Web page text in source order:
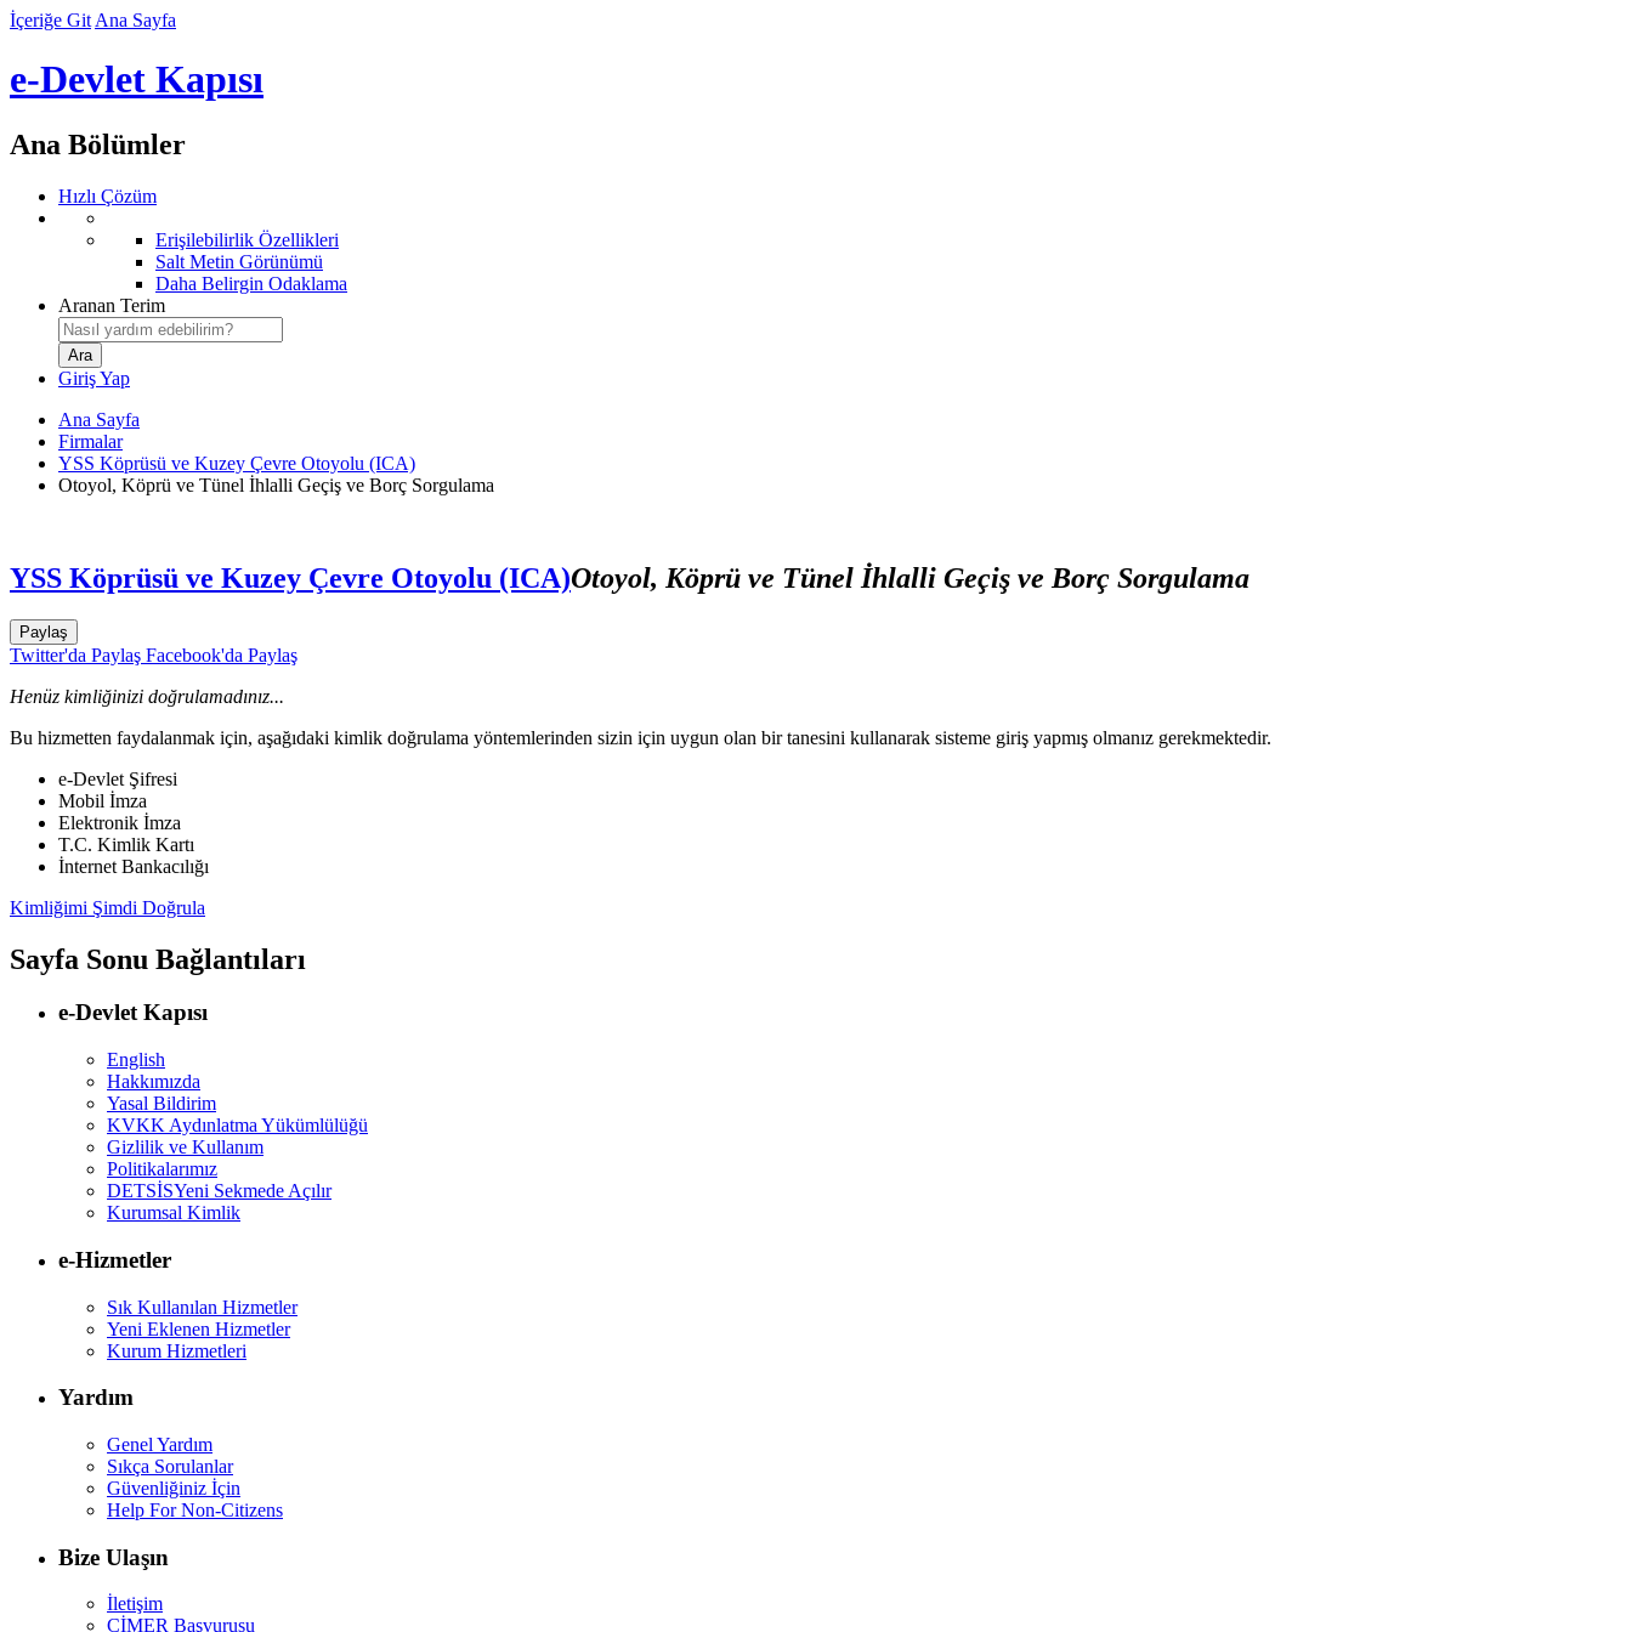
İçeriğe Git Ana Sayfa
e-Devlet Kapısı
Ana Bölümler
Hızlı Çözüm
Erişilebilirlik Özellikleri
Salt Metin Görünümü
Daha Belirgin Odaklama
Aranan Terim
Giriş Yap
Ana Sayfa
Firmalar
YSS Köprüsü ve Kuzey Çevre Otoyolu (ICA)
Otoyol, Köprü ve Tünel İhlalli Geçiş ve Borç Sorgulama
YSS Köprüsü ve Kuzey Çevre Otoyolu (ICA)Otoyol, Köprü ve Tünel İhlalli Geçiş ve Borç Sorgulama
Paylaş
Twitter'da Paylaş Facebook'da Paylaş
Henüz kimliğinizi doğrulamadınız...
Bu hizmetten faydalanmak için, aşağıdaki kimlik doğrulama yöntemlerinden sizin için uygun olan bir tanesini kullanarak sisteme giriş yapmış olmanız gerekmektedir.
e-Devlet Şifresi
Mobil İmza
Elektronik İmza
T.C. Kimlik Kartı
İnternet Bankacılığı
Kimliğimi Şimdi Doğrula
Sayfa Sonu Bağlantıları
e-Devlet Kapısı
English
Hakkımızda
Yasal Bildirim
KVKK Aydınlatma Yükümlülüğü
Gizlilik ve Kullanım
Politikalarımız
DETSİSYeni Sekmede Açılır
Kurumsal Kimlik
e-Hizmetler
Sık Kullanılan Hizmetler
Yeni Eklenen Hizmetler
Kurum Hizmetleri
Yardım
Genel Yardım
Sıkça Sorulanlar
Güvenliğiniz İçin
Help For Non-Citizens
Bize Ulaşın
İletişim
CİMER Başvurusu